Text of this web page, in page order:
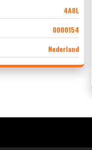
4A8L
0000154
Nederland